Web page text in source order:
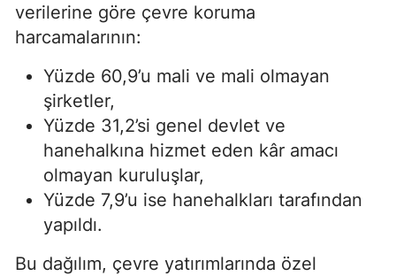
verilerine göre çevre koruma
harcamalarının:
Yüzde 60,9’u mali ve mali olmayan
şirketler,
Yüzde 31,2’si genel devlet ve
hanehalkına hizmet eden kâr amacı
olmayan kuruluşlar,
Yüzde 7,9’u ise hanehalkları tarafından
yapıldı.
Bu dağılım, çevre yatırımlarında özel